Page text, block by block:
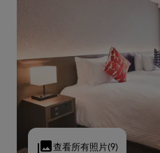
查看所有照片(9)